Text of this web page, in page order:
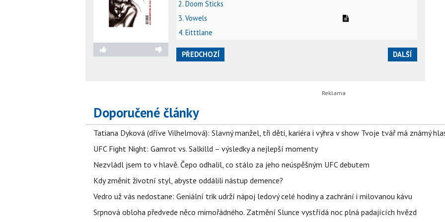
2. Doom Sticks
3. Vowels
4. Eitttlane
PŘEDCHOZÍ DALŠÍ
Doporučené články
Tatiana Dyková (dříve Vilhelmová): Slavný manžel, tři děti, kariéra i výhra v show Tvoje tvář má známý
UFC Fight Night: Gamrot vs. Salkilld – výsledky a nejlepší momenty
Nezvládl jsem to v hlavě. Čepo odhalil, co stálo za jeho neúspěšným UFC debutem
Kdy změnit životní styl, abyste oddálili nástup demence?
Vedro už vás nedostane: Geniální trik udrží nápoj ledový celé hodiny a zachrání i milovanou kávu
Srpnová obloha předvede něco mimořádného. Zatmění Slunce vystřídá noc plná padajících hvězd